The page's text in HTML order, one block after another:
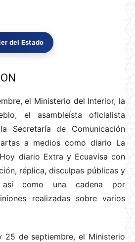
del Estado
el Ministerio del Interior, la
el asambleísta oficialista
Secretaría de Comunicación
a medios como diario La
diario Extra y Ecuavisa con
réplica, disculpas públicas y
así como una cadena por
realizadas sobre varios
25 de septiembre, el Ministerio